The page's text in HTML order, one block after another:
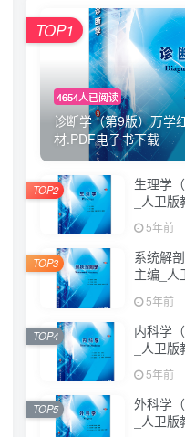
4654人已阅读
诊断学（第9版）万学
材.PDF电子书下载
TOP1
生理学
_人卫
载 5年前
TOP2
系统解
主编_人
书下载
5年前
TOP3
内科学
_人卫
5年前
TOP4
外科学
_人卫
TOP5